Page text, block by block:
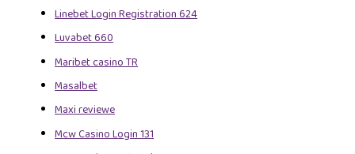
Linebet Login Registration 624
Luvabet 660
Maribet casino TR
Masalbet
Maxi reviewe
Mcw Casino Login 131